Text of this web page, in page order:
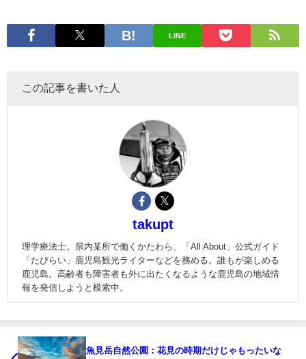
LINE
この記事を書いた人
takupt
理学療法士。県内某所で働くかたわら、「All About」公式ガイド
「たびらい」鹿児島観光ライターなどを務める。誰もが楽しめる
鹿児島。高齢者も障害者も外に出たくなるような鹿児島の地域情
報を発信しようと模索中。
魚見岳自然公園：花見の時期だけじゃもったいな